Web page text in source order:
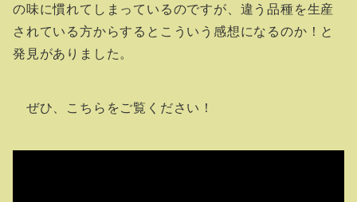
の味に慣れてしまっているのですが、違う品種を生産
されている方からするとこういう感想になるのか！と
発見がありました。
ぜひ、こちらをご覧ください！